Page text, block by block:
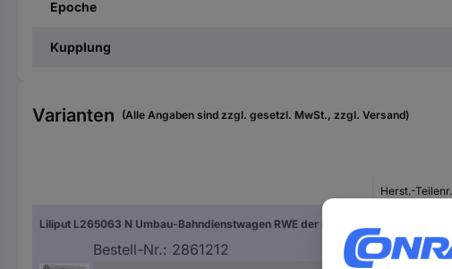
Epoche
Kupplung
Varianten (Alle Angaben sind zzgl. gesetzl. MwSt., zzgl. Versand)
Herst.-Teilenr.
Bestell-Nr.: 2861212